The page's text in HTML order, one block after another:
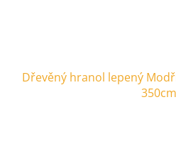
Dřevěný hranol lepený
350cm